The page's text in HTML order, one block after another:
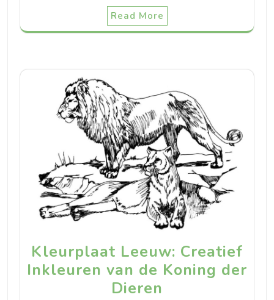
Read More
Kleurplaat Leeuw: Creatief
Inkleuren van de Koning der
Dieren